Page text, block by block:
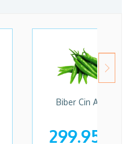
Biber Cin Acı Kg
299.95 TL